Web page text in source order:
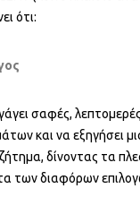
ότι:
σαφές, λεπτομερές
και να εξηγήσει
δίνοντας τα
των διαφόρων